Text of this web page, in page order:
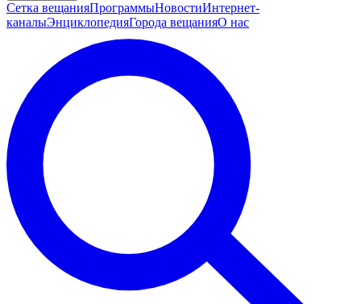
Сетка вещанияПрограммыНовостиИнтернет-
каналыЭнциклопедияГорода вещанияО нас